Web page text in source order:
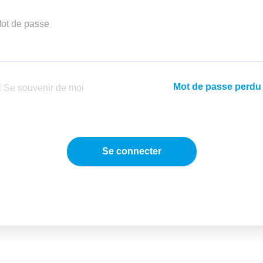
de passe
Mot de passe perdu
Se souvenir de moi